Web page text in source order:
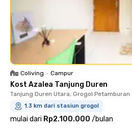
Coliving • Campur
Kost Azalea Tanjung Duren
Tanjung Duren Utara, Grogol Petamburan
1.3 km dari stasiun grogol
mulai dari Rp2.100.000 /bulan